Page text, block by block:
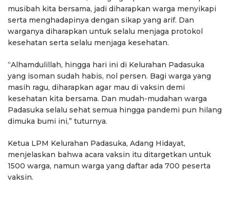
musibah kita bersama, jadi diharapkan warga menyikapi
serta menghadapinya dengan sikap yang arif. Dan
warganya diharapkan untuk selalu menjaga protokol
kesehatan serta selalu menjaga kesehatan.
“Alhamdulillah, hingga hari ini di Kelurahan Padasuka
yang isoman sudah habis, nol persen. Bagi warga yang
masih ragu, diharapkan agar mau di vaksin demi
kesehatan kita bersama. Dan mudah-mudahan warga
Padasuka selalu sehat semua hingga pandemi pun hilang
dimuka bumi ini,” tuturnya.
Ketua LPM Kelurahan Padasuka, Adang Hidayat,
menjelaskan bahwa acara vaksin itu ditargetkan untuk
1500 warga, namun warga yang daftar ada 700 peserta
vaksin.